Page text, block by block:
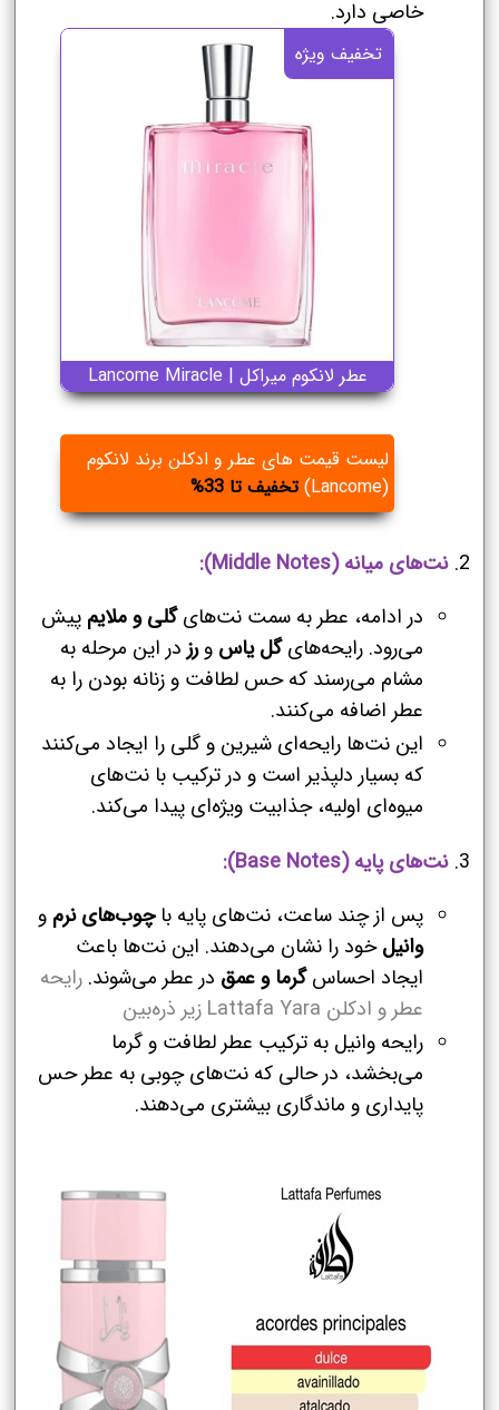
خاصی دارد.
تخفیف ویژه
عطر لانکوم میراکل | Lancome Miracle
لیست قیمت های عطر و ادکلن برند لانکوم
(Lancome)
تخفیف تا 33%
نت‌های میانه (Middle Notes):
در ادامه، عطر به سمت نت‌هایگلی و ملایم پیش
می‌رود. رایحه‌هایگل یاس ورز در این مرحله به
مشام می‌رسند که حس لطافت و زنانه بودن را به
عطر اضافه می‌کنند.
این نت‌ها رایحه‌ای شیرین و گلی را ایجاد می‌کنند
که بسیار دلپذیر است و در ترکیب با نت‌های
میوه‌ای اولیه، جذابیت ویژه‌ای پیدا می‌کند.
نت‌های پایه (Base Notes):
پس از چند ساعت، نت‌های پایه باچوب‌های نرم و
وانیلخود را نشان می‌دهند. این نت‌ها باعث
ایجاد احساسگرما و عمق در عطر می‌شوند. رایحه
عطر و ادکلن Lattafa Yara زیر ذره‌بین
رایحه وانیل به ترکیب عطر لطافت و گرما
می‌بخشد، در حالی که نت‌های چوبی به عطر حس
پایداری و ماندگاری بیشتری می‌دهند.